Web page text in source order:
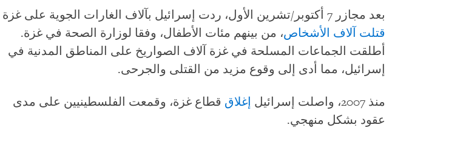
بعد مجازر 7 أكتوبر/تشرين الأول، ردت إسرائيل بآلاف الغارات الجوية على غزة
قتلت آلاف الأشخاص، من بينهم مئات الأطفال، وفقا لوزارة الصحة في غزة.
أطلقت الجماعات المسلحة في غزة آلاف الصواريخ على المناطق المدنية في
إسرائيل، مما أدى إلى وقوع مزيد من القتلى والجرحى.
منذ 2007، واصلت إسرائيل إغلاق قطاع غزة، وقمعت الفلسطينيين على مدى
عقود بشكل منهجي.